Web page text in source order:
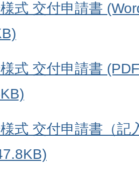
式 交付申請書
式 交付申請書
式 交付申請書（記